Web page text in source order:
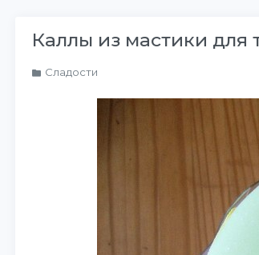
Каллы из мастики для
Сладости